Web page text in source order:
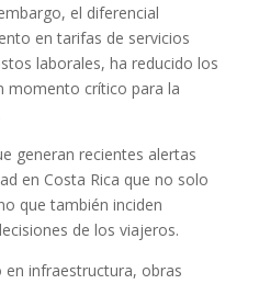
el diferencial
en tarifas de servicios
laborales, ha reducido los
momento crítico para la
generan recientes alertas
en Costa Rica que no solo
que también inciden
de los viajeros.
infraestructura, obras